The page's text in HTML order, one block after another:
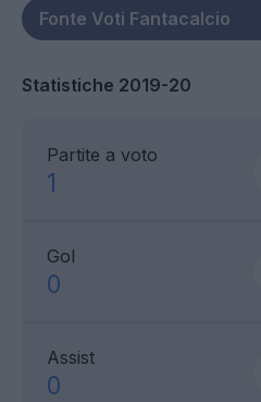
Statistiche 2019-20
Partite a voto
1
Gol
0
Assist
0